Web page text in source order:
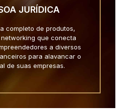
JURÍDICA
completo de produtos,
que conecta
a diversos
para alavancar o
de suas empresas.